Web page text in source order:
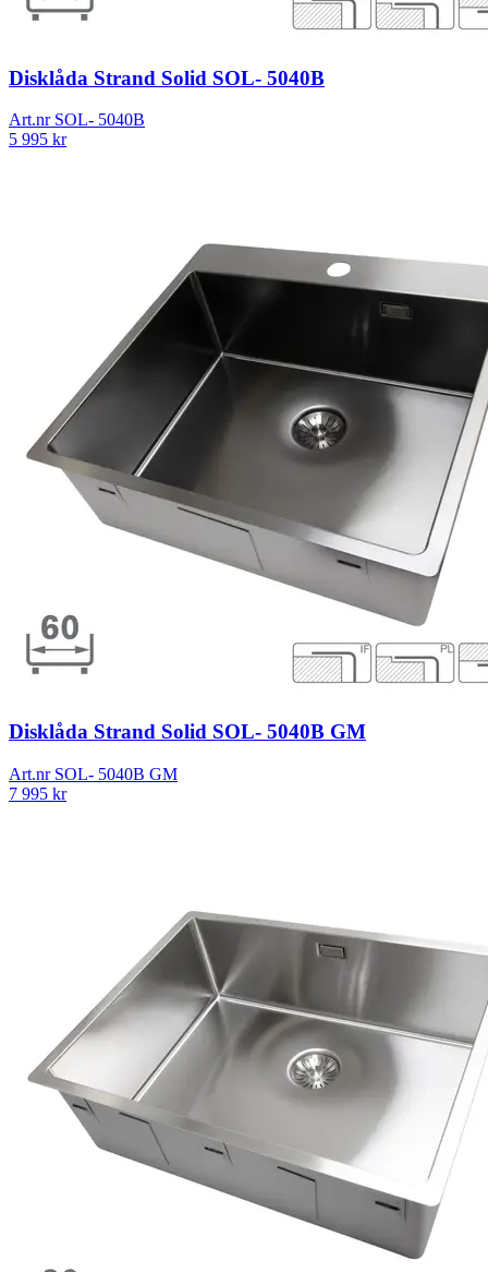
Disklåda Strand Solid SOL- 5040B
Art.nr SOL- 5040B
5 995 kr
Disklåda Strand Solid SOL- 5040B GM
Art.nr SOL- 5040B GM
7 995 kr